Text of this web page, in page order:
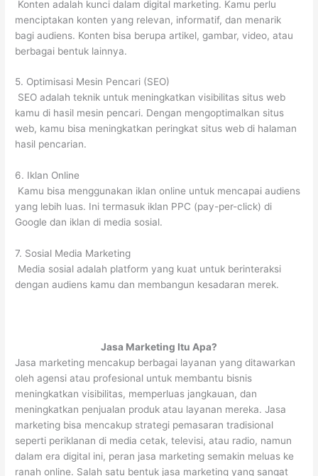
Konten adalah kunci dalam digital marketing. Kamu perlu
menciptakan konten yang relevan, informatif, dan menarik
bagi audiens. Konten bisa berupa artikel, gambar, video, atau
berbagai bentuk lainnya.
5. Optimisasi Mesin Pencari (SEO)
SEO adalah teknik untuk meningkatkan visibilitas situs web
kamu di hasil mesin pencari. Dengan mengoptimalkan situs
web, kamu bisa meningkatkan peringkat situs web di halaman
hasil pencarian.
6. Iklan Online
Kamu bisa menggunakan iklan online untuk mencapai audiens
yang lebih luas. Ini termasuk iklan PPC (pay-per-click) di
Google dan iklan di media sosial.
7. Sosial Media Marketing
Media sosial adalah platform yang kuat untuk berinteraksi
dengan audiens kamu dan membangun kesadaran merek.
Jasa Marketing Itu Apa?
Jasa marketing mencakup berbagai layanan yang ditawarkan
oleh agensi atau profesional untuk membantu bisnis
meningkatkan visibilitas, memperluas jangkauan, dan
meningkatkan penjualan produk atau layanan mereka. Jasa
marketing bisa mencakup strategi pemasaran tradisional
seperti periklanan di media cetak, televisi, atau radio, namun
dalam era digital ini, peran jasa marketing semakin meluas ke
ranah online. Salah satu bentuk jasa marketing yang sangat